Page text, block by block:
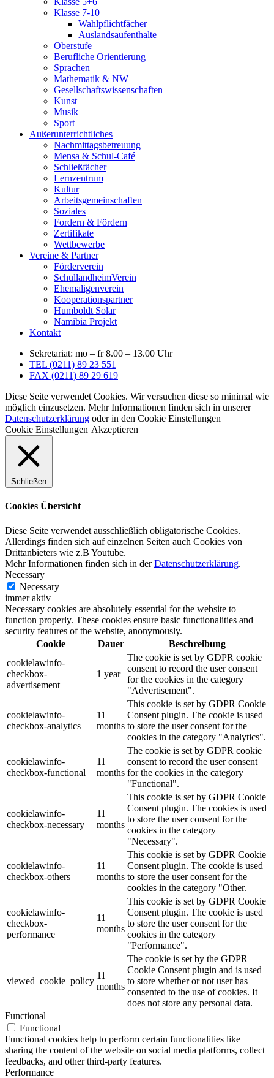
Klasse 7-10
Wahlpflichtfächer
Auslandsaufenthalte
Oberstufe
Berufliche Orientierung
Sprachen
Mathematik & NW
Gesellschaftswissenschaften
Kunst
Musik
Sport
Außerunterrichtliches
Nachmittagsbetreuung
Mensa & Schul-Café
Schließfächer
Lernzentrum
Kultur
Arbeitsgemeinschaften
Soziales
Fordern & Fördern
Zertifikate
Wettbewerbe
Vereine & Partner
Förderverein
SchullandheimVerein
Ehemaligenverein
Kooperationspartner
Humboldt Solar
Namibia Projekt
Kontakt
Sekretariat: mo – fr 8.00 – 13.00 Uhr
TEL (0211) 89 23 551
FAX (0211) 89 29 619
Diese Seite verwendet Cookies. Wir versuchen diese so minimal wie
möglich einzusetzen. Mehr Informationen finden sich in unserer
Datenschutzerklärung oder in den Cookie Einstellungen
Cookie Einstellungen Akzeptieren
Schließen
Cookies Übersicht
Diese Seite verwendet ausschließlich obligatorische Cookies.
Allerdings finden sich auf einzelnen Seiten auch Cookies von
Drittanbieters wie z.B Youtube.
Mehr Informationen finden sich in derDatenschutzerklärung.
Necessary
Necessary
immer aktiv
Necessary cookies are absolutely essential for the website to
function properly. These cookies ensure basic functionalities and
security features of the website, anonymously.
Cookie
Dauer
Beschreibung
cookielawinfo-
checkbox-
advertisement
1 year
The cookie is set by GDPR cookie
consent to record the user consent
for the cookies in the category
"Advertisement".
cookielawinfo-
checkbox-analytics
11
months
This cookie is set by GDPR Cookie
Consent plugin. The cookie is used
to store the user consent for the
cookies in the category "Analytics".
cookielawinfo-
checkbox-functional
11
months
The cookie is set by GDPR cookie
consent to record the user consent
for the cookies in the category
"Functional".
cookielawinfo-
checkbox-necessary
11
months
This cookie is set by GDPR Cookie
Consent plugin. The cookies is used
to store the user consent for the
cookies in the category
"Necessary".
cookielawinfo-
checkbox-others
11
months
This cookie is set by GDPR Cookie
Consent plugin. The cookie is used
to store the user consent for the
cookies in the category "Other.
cookielawinfo-
checkbox-
performance
11
months
This cookie is set by GDPR Cookie
Consent plugin. The cookie is used
to store the user consent for the
cookies in the category
"Performance".
viewed_cookie_policy
11
months
The cookie is set by the GDPR
Cookie Consent plugin and is used
to store whether or not user has
consented to the use of cookies. It
does not store any personal data.
Functional
Functional
Functional cookies help to perform certain functionalities like
sharing the content of the website on social media platforms, collect
feedbacks, and other third-party features.
Performance